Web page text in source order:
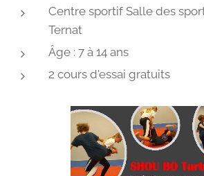
Centre sportif Salle des
Ternat
Âge : 7 à 14 ans
2 cours d'essai gratuits